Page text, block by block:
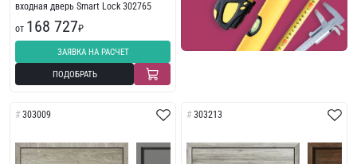
входная дверь Smart Lock 302765
от 168 727₽
ЗАЯВКА НА РАСЧЕТ
ПОДОБРАТЬ
303009 303213